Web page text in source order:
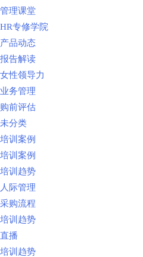
管理课堂
HR专修学院
产品动态
报告解读
女性领导力
业务管理
购前评估
未分类
培训案例
培训案例
培训趋势
人际管理
采购流程
培训趋势
直播
培训趋势